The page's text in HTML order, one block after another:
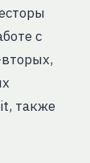
с
также